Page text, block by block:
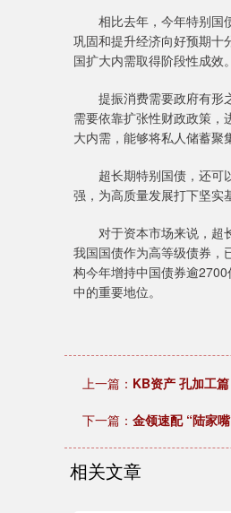
相比去年，今年特别国债
巩固和提升经济向好预期十
国扩大内需取得阶段性成效。
提振消费需要政府有形之
需要依靠扩张性财政政策，
大内需，能够将私人储蓄聚
超长期特别国债，还可以
强，为高质量发展打下坚实
对于资本市场来说，超长
我国国债作为高等级债券，
构今年增持中国债券逾
中的重要地位。
上一篇： KB资产 孔加工
下一篇： 金领速配 “陆家
相关文章